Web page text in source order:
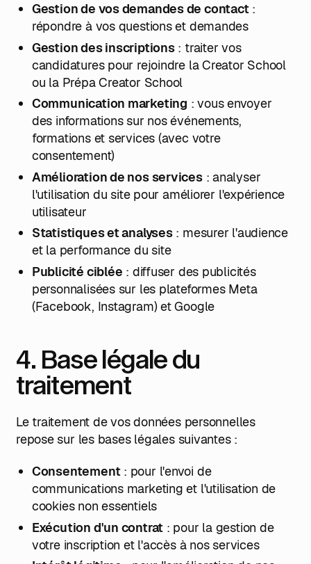
Gestion de vos demandes de contact:
répondre à vos questions et demandes
Gestion des inscriptions: traiter vos
candidatures pour rejoindre la Creator School
ou la Prépa Creator School
Communication marketing : vous envoyer
des informations sur nos événements,
formations et services (avec votre
consentement)
Amélioration de nos services: analyser
l'utilisation du site pour améliorer l'expérience
utilisateur
Statistiques et analyses: mesurer l'audience
et la performance du site
Publicité ciblée : diffuser des publicités
personnalisées sur les plateformes Meta
(Facebook, Instagram) et Google
4. Base légale du
traitement
Le traitement de vos données personnelles
repose sur les bases légales suivantes :
Consentement: pour l'envoi de
communications marketing et l'utilisation de
cookies non essentiels
Exécution d'un contrat : pour la gestion de
votre inscription et l'accès à nos services